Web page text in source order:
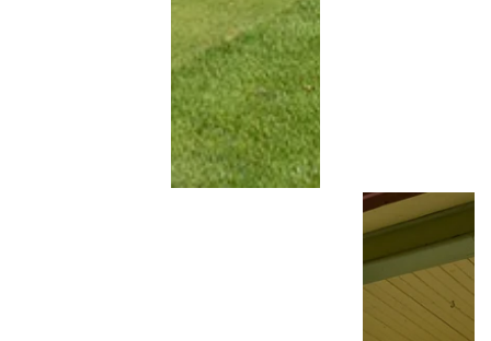
Photo : Catherine